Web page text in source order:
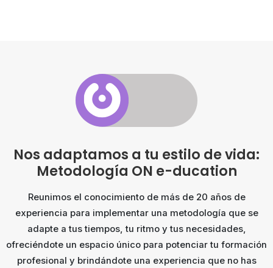
Nos adaptamos a tu estilo de vida:
Metodología ON e-ducation
Reunimos el conocimiento de más de 20 años de
experiencia para implementar una metodología que se
adapte a tus tiempos, tu ritmo y tus necesidades,
ofreciéndote un espacio único para potenciar tu formación
profesional y brindándote una experiencia que no has